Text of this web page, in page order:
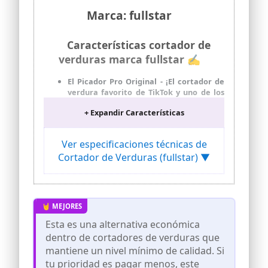
Marca: fullstar
Características cortador de
verduras marca fullstar ✍
El Picador Pro Original - ¡El cortador de
verdura favorito de TikTok y uno de los
temporada! Fácil de usar, montar y
de 1,2 L ahorra tiempo y energía durante
la preparación de comidas
Preparación Fácil con Cuchillas
Resistentes al Óxido - Perfecto para
quienes quieren comer más sano pero
en dados patatas, tomates, pepinos,
zanahorias y mucho más, con cuchillas
resistentes de acero inoxidable 420,
anticorrosión y afiladas como una
navaja
Diseño 5 Estrellas para Cocinar a Diario -
+ Expandir Características
Ver especificaciones técnicas de
Cortador de Verduras (fullstar) ▼
Esta es una alternativa económica
dentro de cortadores de verduras que
mantiene un nivel mínimo de calidad. Si
tu prioridad es pagar menos, este